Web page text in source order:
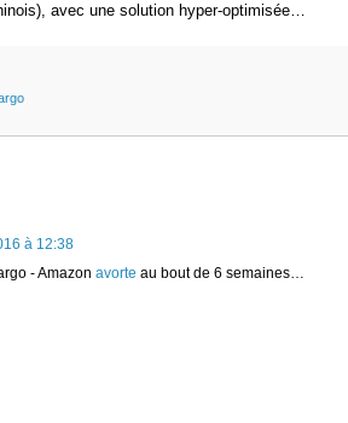
avec une solution hyper-optimisée…
à 12:38
- Amazon avorte au bout de 6 semaines…